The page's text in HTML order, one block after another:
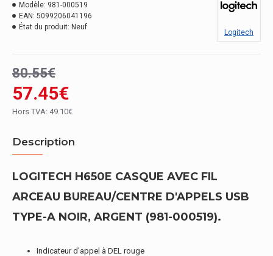
57.45€
80.55€
Hors TVA: 49.10€
Modèle: 981-000519
EAN: 5099206041196
État du produit: Neuf
Logitech
Description
LOGITECH H650E CASQUE AVEC FIL
ARCEAU BUREAU/CENTRE D'APPELS USB
TYPE-A NOIR, ARGENT (981-000519).
Indicateur d'appel à DEL rouge